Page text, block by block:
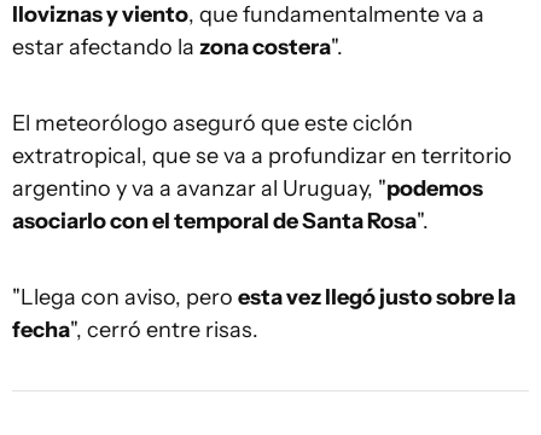
lloviznas y viento, que fundamentalmente va a
estar afectando la zona costera".
El meteorólogo aseguró que este ciclón
extratropical, que se va a profundizar en territorio
argentino y va a avanzar al Uruguay, "podemos
asociarlo con el temporal de Santa Rosa".
"Llega con aviso, pero esta vez llegó justo sobre la
fecha", cerró entre risas.